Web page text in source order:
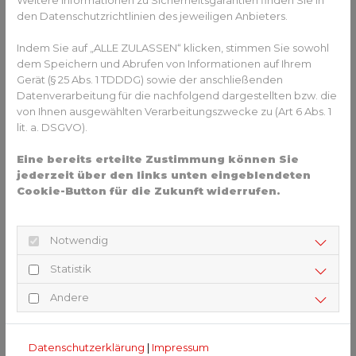
ZURÜCK ZUR ÜBERSICHT
Beruf mit Zukunftschancen
Wer all diese Voraussetzungen mitbringt, der kann sich auf
einen Beruf mit rosigen Zukunftsaussichten freuen. Viele
Maler und Lackieren absolvieren nach ihrer Ausbildung die
Meisterprüfung, machen ein Bachelor-Studium oder
werden Techniker im Malerhandwerk.
Mehr Informationen zum Thema Ausbildung finden Sie
hier.
den Datenschutzrichtlinien des jeweiligen Anbieters.
Indem Sie auf „ALLE ZULASSEN“ klicken, stimmen Sie sowohl
dem Speichern und Abrufen von Informationen auf Ihrem
Gerät (§ 25 Abs. 1 TDDDG) sowie der anschließenden
Datenverarbeitung für die nachfolgend dargestellten bzw. die
von Ihnen ausgewählten Verarbeitungszwecke zu (Art 6 Abs. 1
lit. a. DSGVO).
Eine bereits erteilte Zustimmung können Sie
jederzeit über den links unten eingeblendeten
Cookie-Button für die Zukunft widerrufen.
Notwendig
Statistik
Andere
Datenschutzerklärung | Impressum